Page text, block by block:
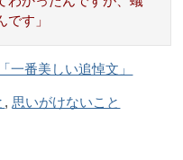
す」
「一番美しい追悼文」
,思いがけないこと